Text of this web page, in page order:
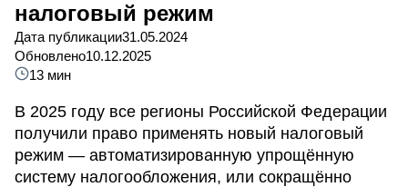
налоговый режим
Дата публикации31.05.2024
Обновлено10.12.2025
13 мин
В 2025 году все регионы Российской Федерации
получили право применять новый налоговый
режим — автоматизированную упрощённую
систему налогообложения, или сокращённо